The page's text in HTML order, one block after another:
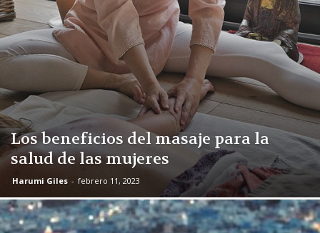
Los beneficios del masaje para la
salud de las mujeres
Harumi Giles - febrero 11, 2023